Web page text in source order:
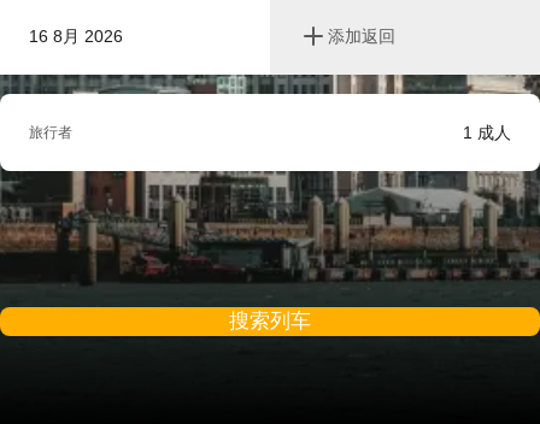
16 8月 2026 添加返回
旅行者 1 成人
搜索列车